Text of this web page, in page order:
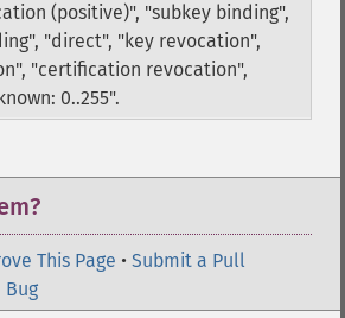
(positive)", "subkey binding",
"direct", "key revocation",
"certification revocation",
0..255".
This Page • Submit a Pull
Bug